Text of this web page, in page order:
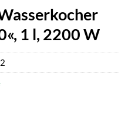
1 l, 2200 W